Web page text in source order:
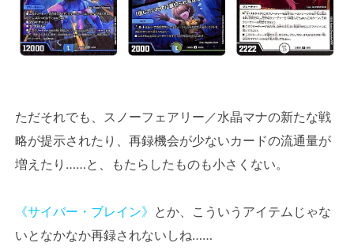
ただそれでも、スノーフェアリー／水晶マナの新たな戦
略が提示されたり、再録機会が少ないカードの流通量が
増えたり……と、もたらしたものも小さくない。
《サイバー・ブレイン》 とか、こういうアイテムじゃな
いとなかなか再録されないしね……